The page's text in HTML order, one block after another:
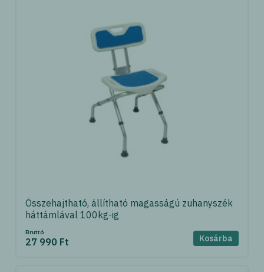
Összehajtható, állítható magasságú zuhanyszék
háttámlával 100kg-ig
Bruttó
27 990 Ft Kosárba